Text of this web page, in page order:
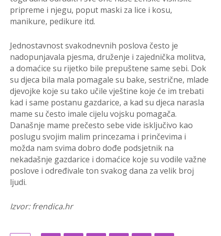
pripreme i njegu, poput maski za lice i kosu,
manikure, pedikure itd.
Jednostavnost svakodnevnih poslova često je
nadopunjavala pjesma, druženje i zajednička molitva,
a domaćice su rijetko bile prepuštene same sebi. Dok
su djeca bila mala pomagale su bake, sestrične, mlade
djevojke koje su tako učile vještine koje će im trebati
kad i same postanu gazdarice, a kad su djeca narasla
mame su često imale cijelu vojsku pomagača.
Današnje mame prečesto sebe vide isključivo kao
poslugu svojim malim princezama i prinčevima i
možda nam svima dobro dođe podsjetnik na
nekadašnje gazdarice i domaćice koje su vodile važne
poslove i određivale ton svakog dana za velik broj
ljudi.
Izvor: frendica.hr